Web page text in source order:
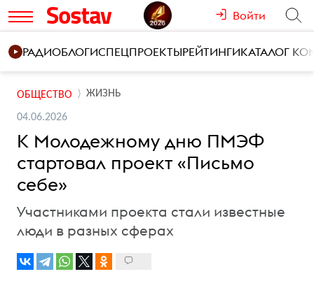
Войти
РАДИОБЛОГИСПЕЦПРОЕКТЫРЕЙТИНГИКАТАЛОГ
ОБЩЕСТВО ЖИЗНЬ
04.06.2026
К Молодежному дню ПМЭФ
стартовал проект «Письмо
себе»
Участниками проекта стали известные
люди в разных сферах